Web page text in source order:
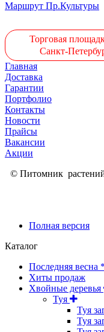
Маршрут Пр.Культуры
Торговая
Санкт-
Главная
Доставка
Гарантии
Портфолио
Контакты
Новости
Прайсы
Вакансии
Акции
© Питомник
Полная версия
Каталог
Последняя весна *
Хиты продаж
Хвойные деревья
Туя
Туя
Туя